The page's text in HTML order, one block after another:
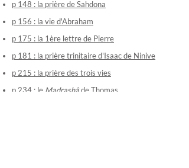
p 148 : la prière de Sahdona
p 156 : la vie d'Abraham
p 175 : la 1ère lettre de Pierre
p 181 : la prière trinitaire d'Isaac de Ninive
p 215 : la prière des trois vies
p 234 : le Madrashâde Thomas